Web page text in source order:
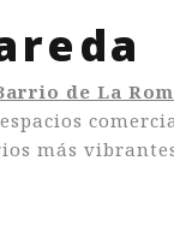
de La
más